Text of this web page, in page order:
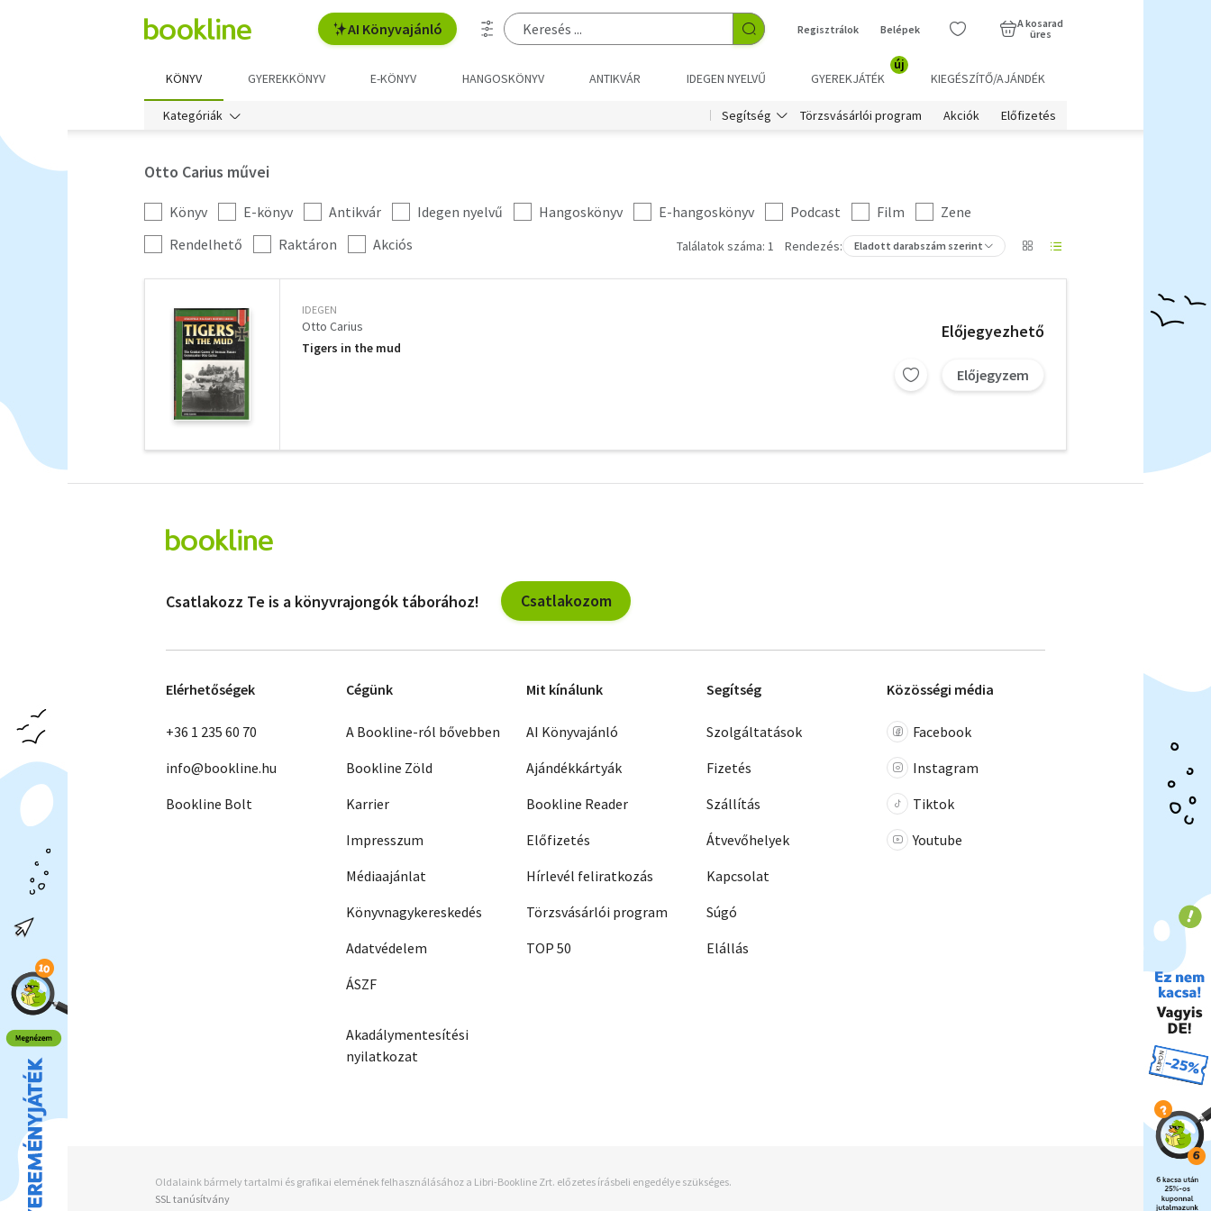
AI Könyvajánló Regisztrálok Belépek
A kosarad
üres
KÖNYV GYEREKKÖNYV E-KÖNYV HANGOSKÖNYV ANTIKVÁR IDEGEN NYELVŰ GYEREKJÁTÉK
új
KIEGÉSZÍTŐ/AJÁNDÉK
Kategóriák Segítség Törzsvásárlói program Akciók Előfizetés
Otto Carius művei
Kategória
szűrés
Könyv E-könyv Antikvár Idegen nyelvű Hangoskönyv E-hangoskönyv Podcast Film
Zene
További
szűrők
Rendelhető Raktáron Akciós Találatok száma: 1 Rendezés: Eladott darabszám szerint
IDEGEN
Otto Carius
Tigers in the mud
Előjegyezhető
Előjegyzem
szűrők
Csatlakozz Te is a könyvrajongók táborához! Csatlakozom
Elérhetőségek
+36 1 235 60 70
info@bookline.hu
Bookline Bolt
Cégünk
A Bookline-ról bővebben
Bookline Zöld
Karrier
Impresszum
Médiaajánlat
Könyvnagykereskedés
Adatvédelem
ÁSZF
Akadálymentesítési
nyilatkozat
Mit kínálunk
AI Könyvajánló
Ajándékkártyák
Bookline Reader
Előfizetés
Hírlevél feliratkozás
Törzsvásárlói program
TOP 50
Segítség
Szolgáltatások
Fizetés
Szállítás
Átvevőhelyek
Kapcsolat
Súgó
Elállás
Közösségi média
Facebook
Instagram
Tiktok
Youtube
Oldalaink bármely tartalmi és grafikai elemének felhasználásához a Libri-Bookline Zrt. előzetes írásbeli engedélye szükséges.
SSL tanúsítvány